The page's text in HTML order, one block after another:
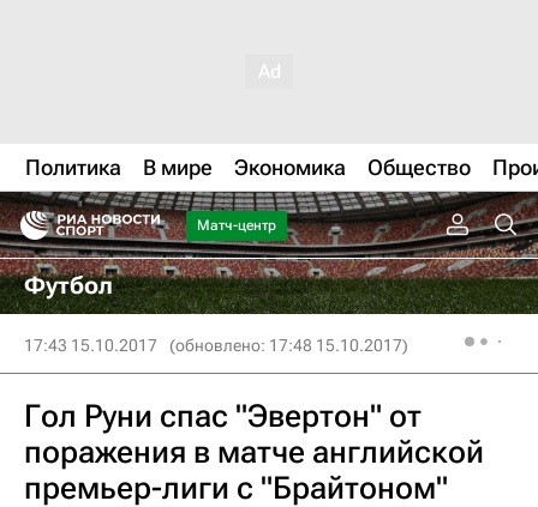
Политика В мире Экономика Общество
Матч-центр
Футбол
17:43 15.10.2017 (обновлено: 17:48 15.10.2017)
Гол Руни спас "Эвертон" от
поражения в матче английской
премьер-лиги с "Брайтоном"